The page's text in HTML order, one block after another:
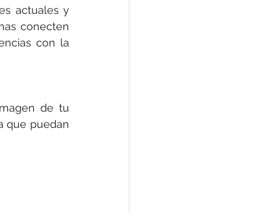
actuales y
conecten
con la
de tu
que puedan